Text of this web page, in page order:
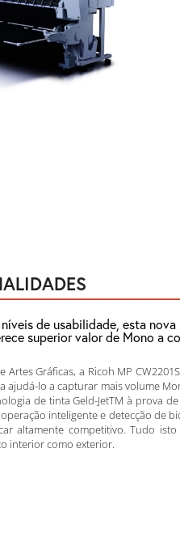
de usabilidade, esta nova
superior valor de Mono a
Artes Gráficas, a Ricoh MP
ajudá-lo a capturar mais volume
de tinta Geld-JetTM à prova
inteligente e detecção de
altamente competitivo. Tudo
interior como exterior.